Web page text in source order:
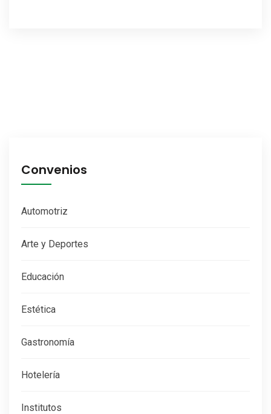
Convenios
Automotriz
Arte y Deportes
Educación
Estética
Gastronomía
Hotelería
Institutos